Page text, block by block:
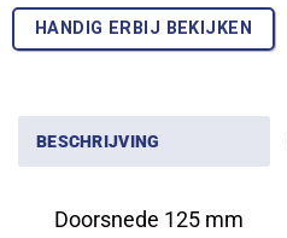
HANDIG ERBIJ BEKIJKEN
BESCHRIJVING
Doorsnede 125 mm